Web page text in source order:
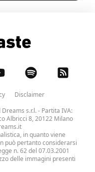
Disclaimer
s.r.l.- Partita IVA:
Albricci 8, 20122 Milano
in quanto viene
può pertanto considerarsi
n. 62 del 07.03.2001
delle immagini presenti